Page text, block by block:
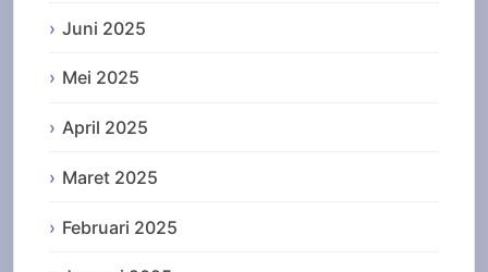
Juni 2025
Mei 2025
April 2025
Maret 2025
Februari 2025